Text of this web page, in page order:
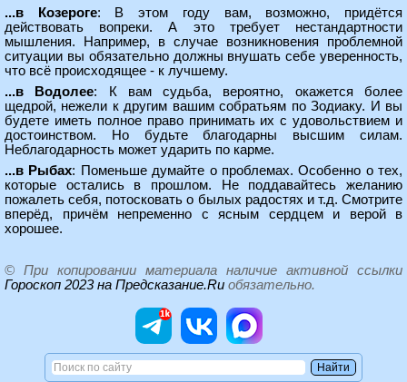
...в Козероге: В этом году вам, возможно, придётся
действовать вопреки. А это требует нестандартности
мышления. Например, в случае возникновения проблемной
ситуации вы обязательно должны внушать себе уверенность,
что всё происходящее - к лучшему.
...в Водолее: К вам судьба, вероятно, окажется более
щедрой, нежели к другим вашим собратьям по Зодиаку. И вы
будете иметь полное право принимать их с удовольствием и
достоинством. Но будьте благодарны высшим силам.
Неблагодарность может ударить по карме.
...в Рыбах: Поменьше думайте о проблемах. Особенно о тех,
которые остались в прошлом. Не поддавайтесь желанию
пожалеть себя, потосковать о былых радостях и т.д. Смотрите
вперёд, причём непременно с ясным сердцем и верой в
хорошее.
© При копировании материала наличие активной ссылки
Гороскоп 2023 на Предсказание.Ru обязательно.